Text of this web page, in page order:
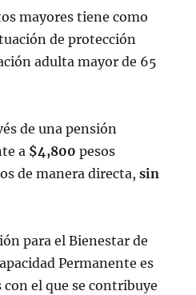
mayores tiene como
de protección
adulta mayor de 65
de una pensión
a $4,800pesos
de manera directa, sin
para el Bienestar de
Permanente es
el que se contribuye